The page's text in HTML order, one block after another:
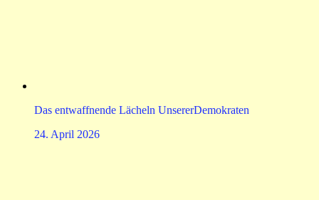
Das entwaffnende Lächeln UnsererDemokraten
24. April 2026